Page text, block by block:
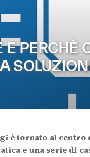
E PERCHÈ
è tornato al centro
e una serie di